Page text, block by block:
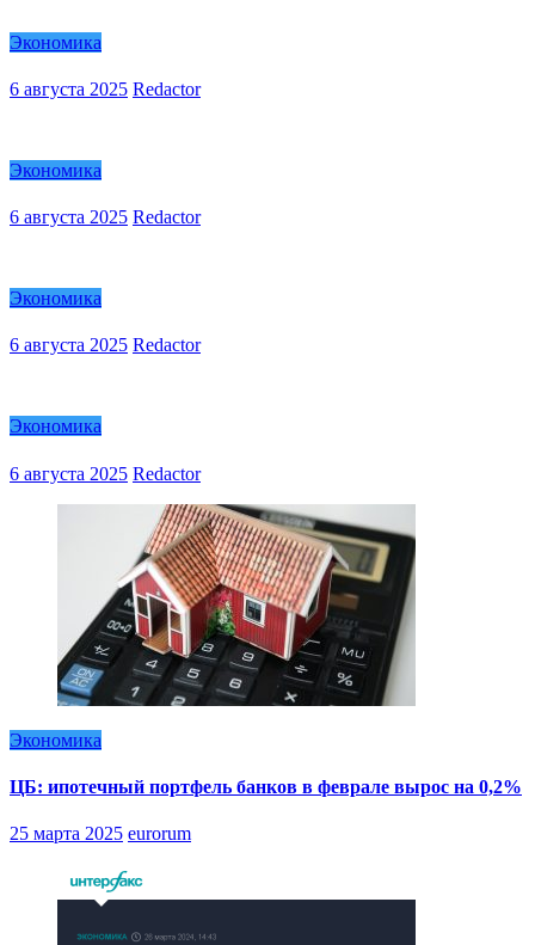
Экономика
6 августа 2025 Redactor
Экономика
6 августа 2025 Redactor
Экономика
6 августа 2025 Redactor
Экономика
6 августа 2025 Redactor
Экономика
ЦБ: ипотечный портфель банков в феврале вырос на 0,2%
25 марта 2025 eurorum